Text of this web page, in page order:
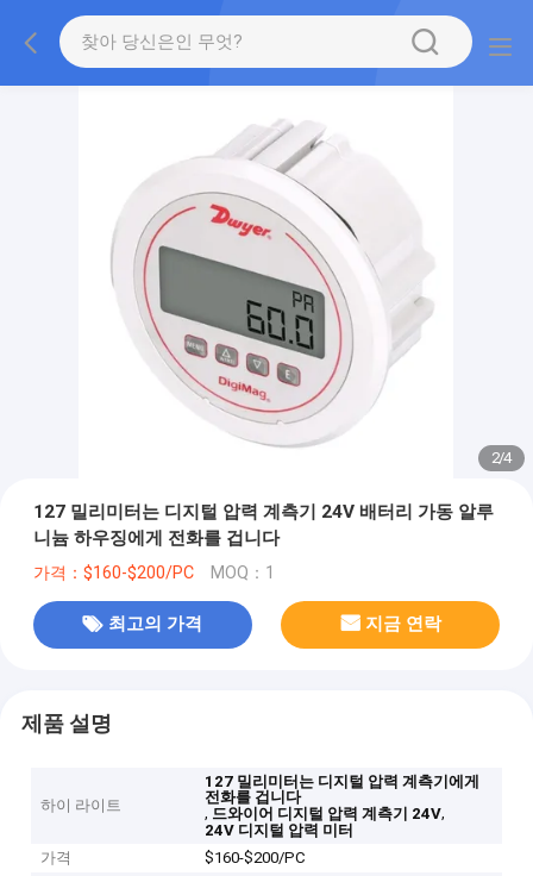
2/4
127 밀리미터는 디지털 압력 계측기 24V 배터리 가동 알루
니늄 하우징에게 전화를 겁니다
가격：$160-$200/PC MOQ：1
최고의 가격 지금 연락
제품 설명
하이 라이트
127 밀리미터는 디지털 압력 계측기에게
전화를 겁니다
, 드와이어 디지털 압력 계측기 24V,
24V 디지털 압력 미터
가격
$160-$200/PC